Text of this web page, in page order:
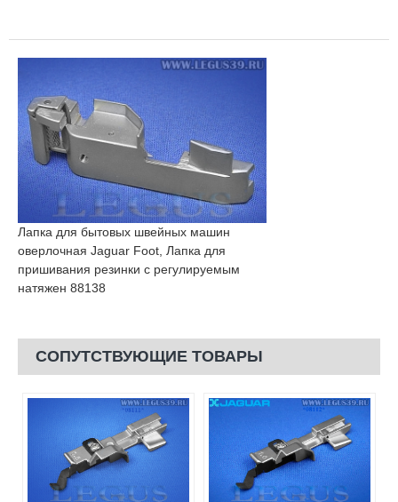
Лапка для бытовых швейных машин
оверлочная Jaguar Foot, Лапка для
пришивания резинки с регулируемым
натяжен 88138
СОПУТСТВУЮЩИЕ ТОВАРЫ